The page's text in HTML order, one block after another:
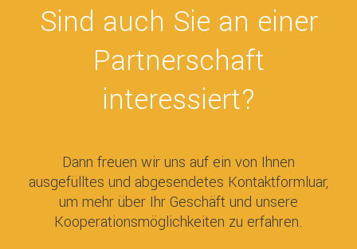
Sind auch Sie an einer
Partnerschaft
interessiert?
Dann freuen wir uns auf ein von Ihnen
ausgefülltes und abgesendetes Kontaktformluar,
um mehr über Ihr Geschäft und unsere
Kooperationsmöglichkeiten zu erfahren.